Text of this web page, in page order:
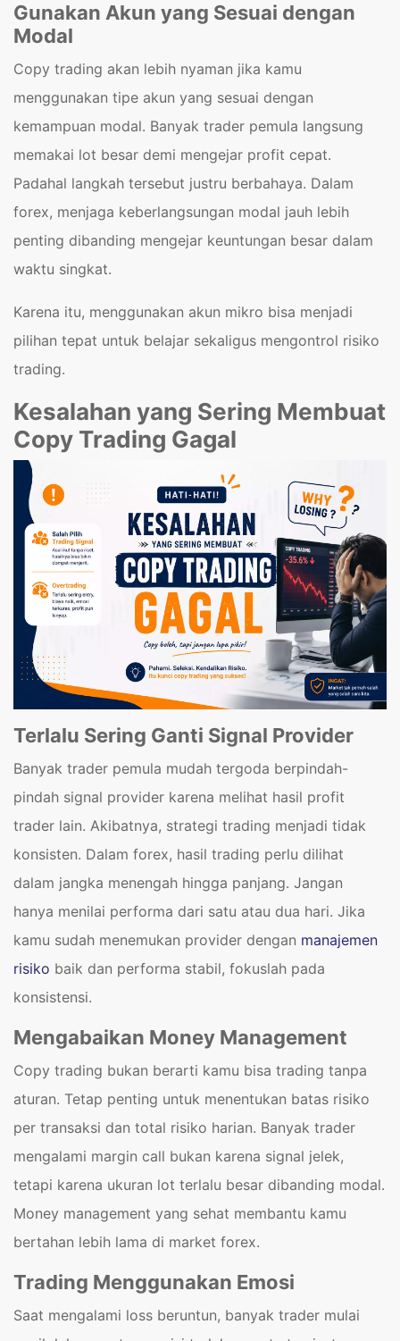
Gunakan Akun yang Sesuai dengan
Modal
Copy trading akan lebih nyaman jika kamu
menggunakan tipe akun yang sesuai dengan
kemampuan modal. Banyak trader pemula langsung
memakai lot besar demi mengejar profit cepat.
Padahal langkah tersebut justru berbahaya. Dalam
forex, menjaga keberlangsungan modal jauh lebih
penting dibanding mengejar keuntungan besar dalam
waktu singkat.
Karena itu, menggunakan akun mikro bisa menjadi
pilihan tepat untuk belajar sekaligus mengontrol risiko
trading.
Kesalahan yang Sering Membuat
Copy Trading Gagal
Terlalu Sering Ganti Signal Provider
Banyak trader pemula mudah tergoda berpindah-
pindah signal provider karena melihat hasil profit
trader lain. Akibatnya, strategi trading menjadi tidak
konsisten. Dalam forex, hasil trading perlu dilihat
dalam jangka menengah hingga panjang. Jangan
hanya menilai performa dari satu atau dua hari. Jika
kamu sudah menemukan provider dengan manajemen
risiko baik dan performa stabil, fokuslah pada
konsistensi.
Mengabaikan Money Management
Copy trading bukan berarti kamu bisa trading tanpa
aturan. Tetap penting untuk menentukan batas risiko
per transaksi dan total risiko harian. Banyak trader
mengalami margin call bukan karena signal jelek,
tetapi karena ukuran lot terlalu besar dibanding modal.
Money management yang sehat membantu kamu
bertahan lebih lama di market forex.
Trading Menggunakan Emosi
Saat mengalami loss beruntun, banyak trader mulai